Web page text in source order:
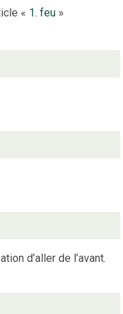
« 1. feu»
d’aller de l’avant.